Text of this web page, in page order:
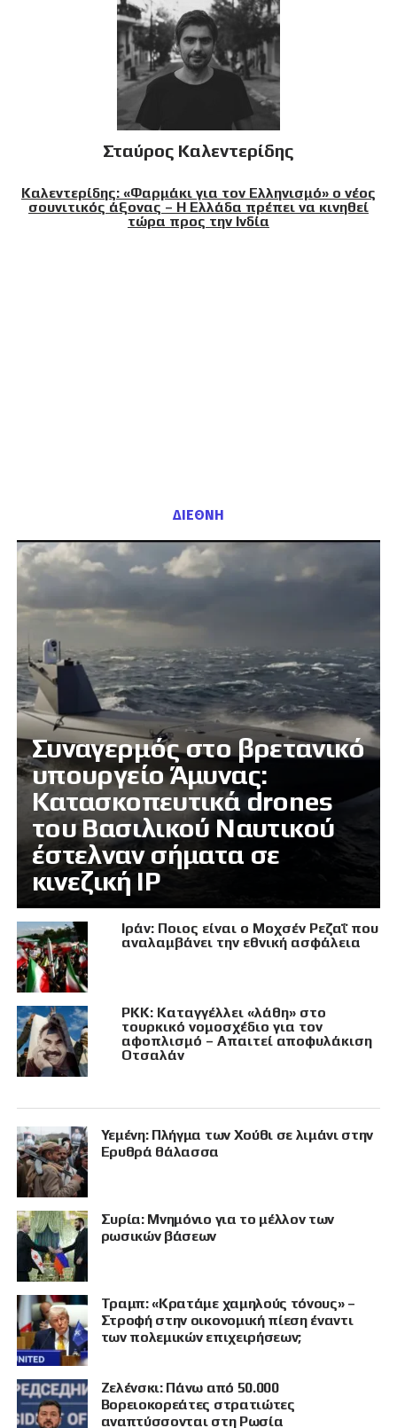
Σταύρος Καλεντερίδης
Καλεντερίδης: «Φαρμάκι για τον Ελληνισμό» ο νέος
σουνιτικός άξονας – Η Ελλάδα πρέπει να κινηθεί
τώρα προς την Ινδία
ΔΙΕΘΝΗ
Συναγερμός στο βρετανικό
υπουργείο Άμυνας:
Κατασκοπευτικά drones
του Βασιλικού Ναυτικού
έστελναν σήματα σε
κινεζική IP
Ιράν: Ποιος είναι ο Μοχσέν Ρεζαΐ που
αναλαμβάνει την εθνική ασφάλεια
PKK: Καταγγέλλει «λάθη» στο
τουρκικό νομοσχέδιο για τον
αφοπλισμό – Απαιτεί αποφυλάκιση
Οτσαλάν
Υεμένη: Πλήγμα των Χούθι σε λιμάνι στην
Ερυθρά θάλασσα
Συρία: Μνημόνιο για το μέλλον των
ρωσικών βάσεων
Τραμπ: «Κρατάμε χαμηλούς τόνους» –
Στροφή στην οικονομική πίεση έναντι
των πολεμικών επιχειρήσεων;
Ζελένσκι: Πάνω από 50.000
Βορειοκορεάτες στρατιώτες
αναπτύσσονται στη Ρωσία